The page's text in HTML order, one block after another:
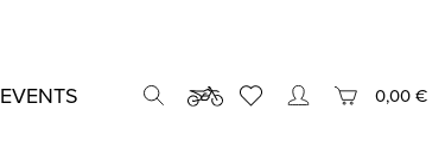
EVENTS 0,00 €